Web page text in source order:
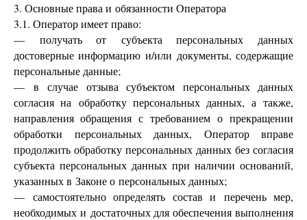
3. Основные права и обязанности Оператора
3.1. Оператор имеет право:
— получать от субъекта персональных данных
достоверные информацию и/или документы, содержащие
персональные данные;
— в случае отзыва субъектом персональных данных
согласия на обработку персональных данных, а также,
направления обращения с требованием о прекращении
обработки персональных данных, Оператор вправе
продолжить обработку персональных данных без согласия
субъекта персональных данных при наличии оснований,
указанных в Законе о персональных данных;
— самостоятельно определять состав и перечень мер,
необходимых и достаточных для обеспечения выполнения